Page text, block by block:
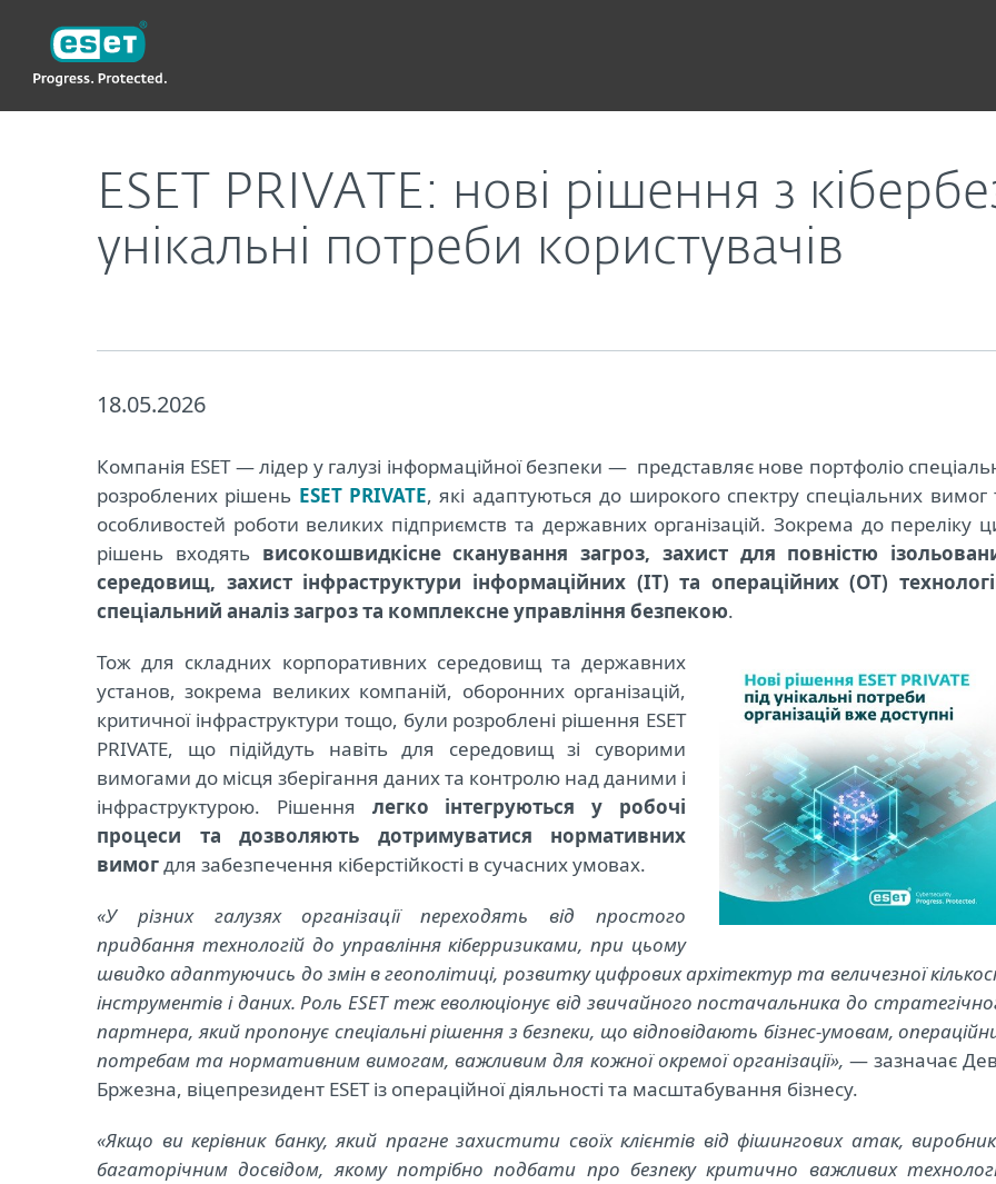
ESET PRIVATE: нові рішення з
унікальні потреби користувачів
18.05.2026
Компанія ESET — лідер у галузі інформаційної безпеки — представляє нове портфоліо
розроблених рішень ESET PRIVATE, які адаптуються до широкого спектру спеціальних вимог
особливостей роботи великих підприємств та державних організацій. Зокрема до переліку
рішень входять високошвидкісне сканування загроз, захист для повністю
середовищ, захист інфраструктури інформаційних (ІТ) та операційних (ОТ)
спеціальний аналіз загроз та комплексне управління безпекою.
Тож для складних корпоративних середовищ та державних
установ, зокрема великих компаній, оборонних організацій,
критичної інфраструктури тощо, були розроблені рішення ESET
PRIVATE, що підійдуть навіть для середовищ зі суворими
вимогами до місця зберігання даних та контролю над даними і
інфраструктурою. Рішення легко інтегруються у робочі
процеси та дозволяють дотримуватися нормативних
вимогдля забезпечення кіберстійкості в сучасних умовах.
«У різних галузях організації переходять від простого
придбання технологій до управління кіберризиками, при цьому
швидко адаптуючись до змін в геополітиці, розвитку цифрових архітектур та величезної
інструментів і даних. Роль ESET теж еволюціонує від звичайного постачальника до
партнера, який пропонує спеціальні рішення з безпеки, що відповідають бізнес-умовам,
потребам та нормативним вимогам, важливим для кожної окремої організації», — зазначає
Бржезна, віцепрезидент ESET із операційної діяльності та масштабування бізнесу.
«Якщо ви керівник банку, який прагне захистити своїх клієнтів від фішингових атак,
багаторічним досвідом, якому потрібно подбати про безпеку критично важливих
ESET PRIVATE: нові рішення з кібербезпеки під унікальні потреби користувачів
ESET